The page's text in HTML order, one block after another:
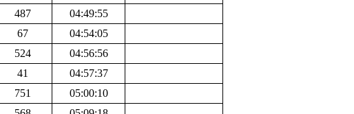
487
04:49:55
67
04:54:05
524
04:56:56
41
04:57:37
751
05:00:10